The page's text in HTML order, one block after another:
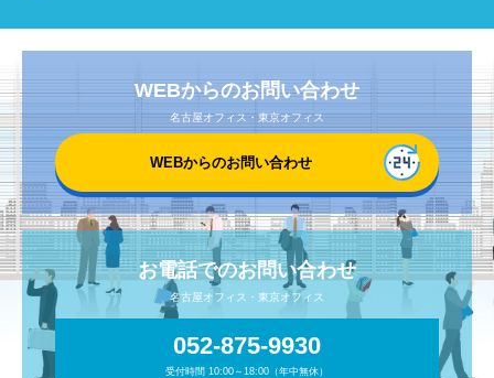
WEBからのお問い合わせ
名古屋オフィス・東京オフィス
WEBからのお問い合わせ
お電話でのお問い合わせ
名古屋オフィス・東京オフィス
052-875-9930
受付時間 10:00～18:00（年中無休）